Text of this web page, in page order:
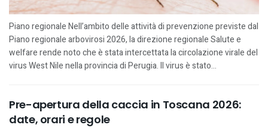
Piano regionale Nell’ambito delle attività di prevenzione previste dal
Piano regionale arbovirosi 2026, la direzione regionale Salute e
welfare rende noto che è stata intercettata la circolazione virale del
virus West Nile nella provincia di Perugia. Il virus è stato...
Pre-apertura della caccia in Toscana 2026:
date, orari e regole